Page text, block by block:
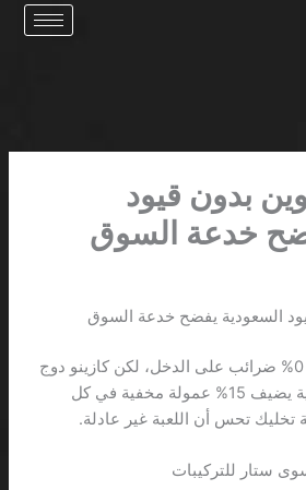
بدون قيود
خدعة السوق
السعودية يفضح خدعة السوق
السوق السعودي يفرض 0% ضرائب على الدخل، لكن كازينو دوج
كوين بدون قيود السعودية يضيف 15% عمولة مخفية في كل
ستار للتركيبات